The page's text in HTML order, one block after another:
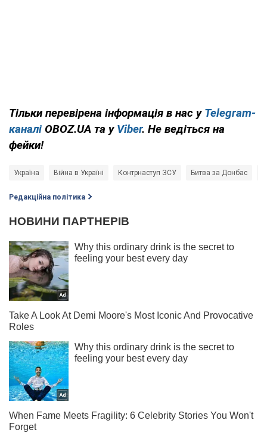
Тільки перевірена інформація в нас у Telegram-
каналі OBOZ.UA та у Viber. Не ведіться на
фейки!
Україна Війна в Україні Контрнаступ ЗСУ Битва за Донбас
Редакційна політика